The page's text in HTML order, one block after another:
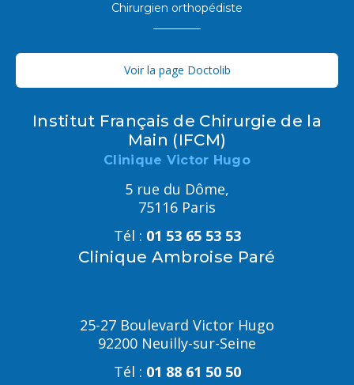
Chirurgien orthopédiste
Voir la page Doctolib
Institut Français de Chirurgie de la
Main (IFCM)
Clinique Victor Hugo
5 rue du Dôme,
75116 Paris
Tél : 01 53 65 53 53
Clinique Ambroise Paré
25-27 Boulevard Victor Hugo
92200 Neuilly-sur-Seine
Tél : 01 88 61 50 50